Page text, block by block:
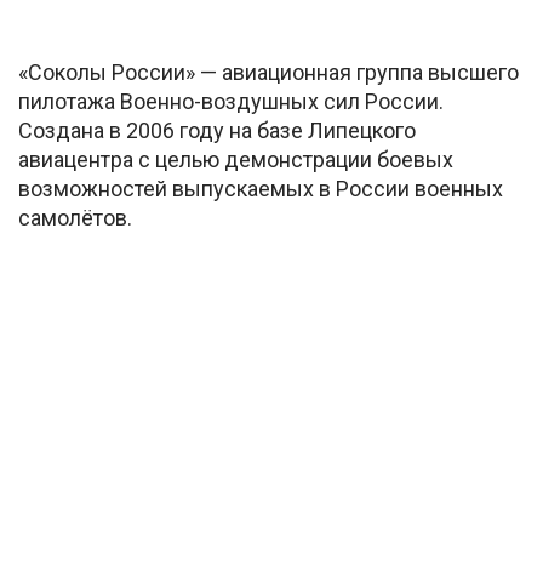
«Соколы России» — авиационная группа высшего
пилотажа Военно-воздушных сил России.
Создана в 2006 году на базе Липецкого
авиацентра с целью демонстрации боевых
возможностей выпускаемых в России военных
самолётов.